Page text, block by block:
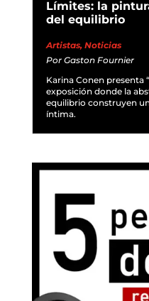
Límites: la
del equilibrio
Artistas, Noticias
Por Gaston Fournier
Karina Conen presenta
exposición donde la
equilibrio construyen
íntima.